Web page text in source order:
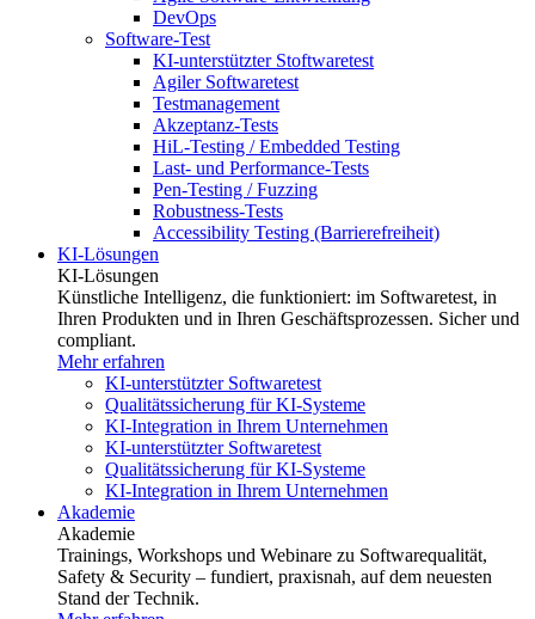
DevOps
Software-Test
KI-unterstützter Stoftwaretest
Agiler Softwaretest
Testmanagement
Akzeptanz-Tests
HiL-Testing / Embedded Testing
Last- und Performance-Tests
Pen-Testing / Fuzzing
Robustness-Tests
Accessibility Testing (Barrierefreiheit)
KI-Lösungen
KI-Lösungen
Künstliche Intelligenz, die funktioniert: im Softwaretest, in
Ihren Produkten und in Ihren Geschäftsprozessen. Sicher und
compliant.
Mehr erfahren
KI-unterstützter Softwaretest
Qualitätssicherung für KI-Systeme
KI-Integration in Ihrem Unternehmen
KI-unterstützter Softwaretest
Qualitätssicherung für KI-Systeme
KI-Integration in Ihrem Unternehmen
Akademie
Akademie
Trainings, Workshops und Webinare zu Softwarequalität,
Safety & Security – fundiert, praxisnah, auf dem neuesten
Stand der Technik.